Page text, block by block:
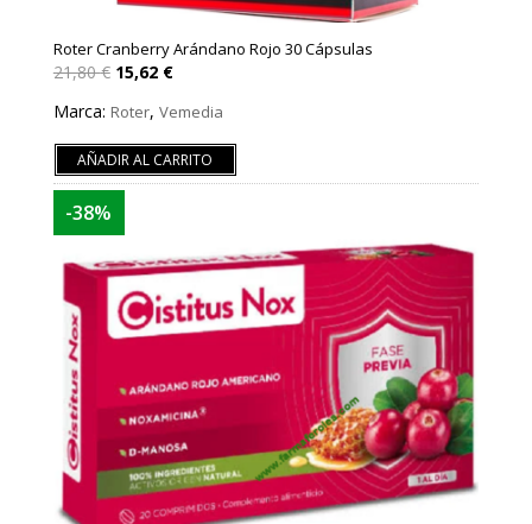
Roter Cranberry Arándano Rojo 30 Cápsulas
21,80€ El
precio
original
era:
15,62 €El
precio
actual
es:
Marca: Roter, Vemedia
AÑADIR AL CARRITO
-38%